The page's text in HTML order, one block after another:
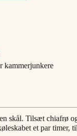
kammerjunkere
skål. Tilsæt chiafrø
et par timer,